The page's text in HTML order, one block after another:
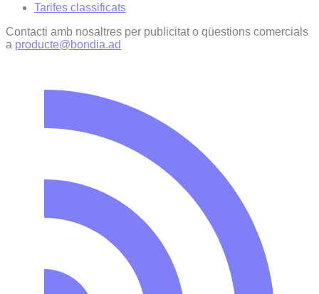
Tarifes classificats
Contacti amb nosaltres per publicitat o qüestions comercials
a producte@bondia.ad